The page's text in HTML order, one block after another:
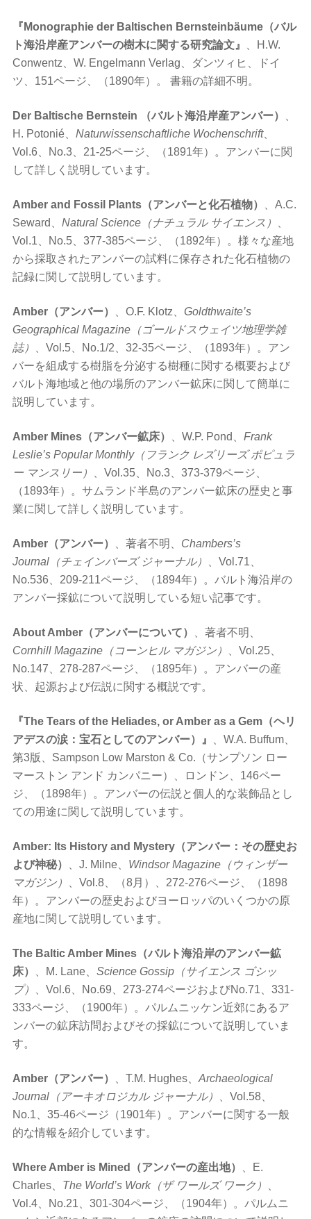
『Monographie der Baltischen Bernsteinbäume（バル
ト海沿岸産アンバーの樹木に関する研究論文』
、H.W.
Conwentz、W. Engelmann Verlag、ダンツィヒ、ドイ
ツ、151ページ、（1890年）。 書籍の詳細不明。
Der Baltische Bernstein （バルト海沿岸産アンバー）
H. Potonié、 Naturwissenschaftliche Wochenschrift、
Vol.6、No.3、21-25ページ、（1891年）。アンバーに関
して詳しく説明しています。
Amber and Fossil Plants（アンバーと化石植物）
、A.C.
Seward、 Natural Science（ナチュラル サイエンス）
Vol.1、No.5、377-385ページ、（1892年）。様々な産地
から採取されたアンバーの試料に保存された化石植物の
記録に関して説明しています。
Amber（アンバー） 、O.F. Klotz、 Goldthwaite’s
Geographical Magazine（ゴールドスウェイツ地理学雑
誌）
、Vol.5、No.1/2、32-35ページ、（1893年）。アン
バーを組成する樹脂を分泌する樹種に関する概要および
バルト海地域と他の場所のアンバー鉱床に関して簡単に
説明しています。
Amber Mines（アンバー鉱床） 、W.P. Pond、 Frank
Leslie’s Popular Monthly（フランク レズリーズ ポピュラ
ー マンスリー）
、Vol.35、No.3、373-379ページ、
（1893年）。サムランド半島のアンバー鉱床の歴史と事
業に関して詳しく説明しています。
Amber（アンバー） 、著者不明、 Chambers’s
Journal（チェインバーズ ジャーナル）
、Vol.71、
No.536、209-211ページ、（1894年）。バルト海沿岸の
アンバー採鉱について説明している短い記事です。
About Amber（アンバーについて）
、著者不明、
Cornhill Magazine（コーンヒル マガジン）
、Vol.25、
No.147、278-287ページ、（1895年）。アンバーの産
状、起源および伝説に関する概説です。
『The Tears of the Heliades, or Amber as a Gem（ヘリ
アデスの涙：宝石としてのアンバー）』
、W.A. Buffum、
第3版、Sampson Low Marston & Co.（サンプソン ロー
マーストン アンド カンパニー）、ロンドン、146ペー
ジ、（1898年）。アンバーの伝説と個人的な装飾品とし
ての用途に関して説明しています。
Amber: Its History and Mystery（アンバー：その歴史お
よび神秘）
、J. Milne、 Windsor Magazine（ウィンザー
マガジン）
、Vol.8、（8月）、272-276ページ、（1898
年）。アンバーの歴史およびヨーロッパのいくつかの原
産地に関して説明しています。
The Baltic Amber Mines（バルト海沿岸のアンバー鉱
床）
、M. Lane、 Science Gossip（サイエンス ゴシッ
プ）
、Vol.6、No.69、273-274ページおよびNo.71、331-
333ページ、（1900年）。パルムニッケン近郊にあるア
ンバーの鉱床訪問およびその採鉱について説明していま
す。
Amber（アンバー） 、T.M. Hughes、 Archaeological
Journal（アーキオロジカル ジャーナル）
、Vol.58、
No.1、35-46ページ（1901年）。アンバーに関する一般
的な情報を紹介しています。
Where Amber is Mined（アンバーの産出地）
、E.
Charles、 The World’s Work（ザ ワールズ ワーク）
Vol.4、No.21、301-304ページ、（1904年）。パルムニ